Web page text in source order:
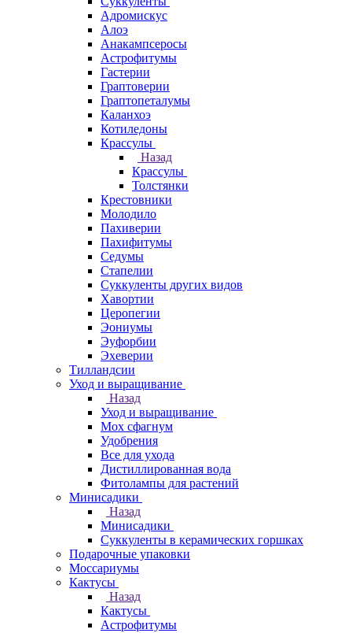
Адромискус
Алоэ
Анакампсеросы
Астрофитумы
Гастерии
Граптоверии
Граптопеталумы
Каланхоэ
Котиледоны
Крассулы
Назад
Крассулы
Толстянки
Крестовники
Молодило
Пахиверии
Пахифитумы
Седумы
Стапелии
Суккуленты других видов
Хавортии
Церопегии
Эониумы
Эуфорбии
Эхеверии
Тилландсии
Уход и выращивание
Назад
Уход и выращивание
Мох сфагнум
Удобрения
Все для ухода
Дистиллированная вода
Фитолампы для растений
Минисадики
Назад
Минисадики
Суккуленты в керамических горшках
Подарочные упаковки
Моссариумы
Кактусы
Назад
Кактусы
Астрофитумы